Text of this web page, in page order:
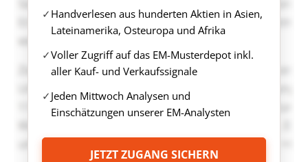
Handverlesen aus hunderten Aktien in Asien,
Lateinamerika, Osteuropa und Afrika
Voller Zugriff auf das EM-Musterdepot inkl.
aller Kauf- und Verkaufssignale
Jeden Mittwoch Analysen und
Einschätzungen unserer EM-Analysten
JETZT ZUGANG SICHERN